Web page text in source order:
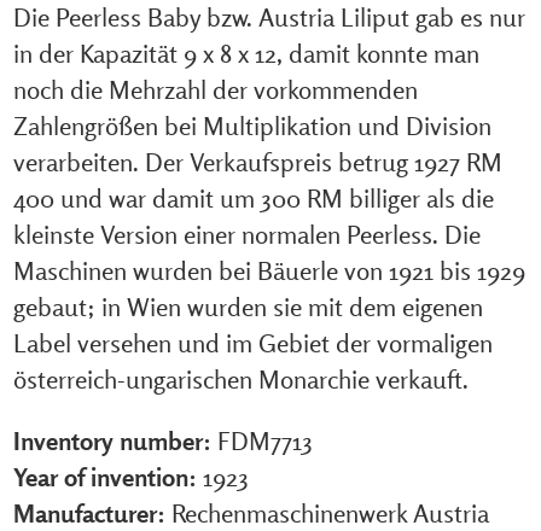
Die Peerless Baby bzw. Austria Liliput gab es nur
in der Kapazität 9 x 8 x 12, damit konnte man
noch die Mehrzahl der vorkommenden
Zahlengrößen bei Multiplikation und Division
verarbeiten. Der Verkaufspreis betrug 1927 RM
400 und war damit um 300 RM billiger als die
kleinste Version einer normalen Peerless. Die
Maschinen wurden bei Bäuerle von 1921 bis 1929
gebaut; in Wien wurden sie mit dem eigenen
Label versehen und im Gebiet der vormaligen
österreich-ungarischen Monarchie verkauft.
Inventory number: FDM7713
Year of invention: 1923
Manufacturer: Rechenmaschinenwerk Austria